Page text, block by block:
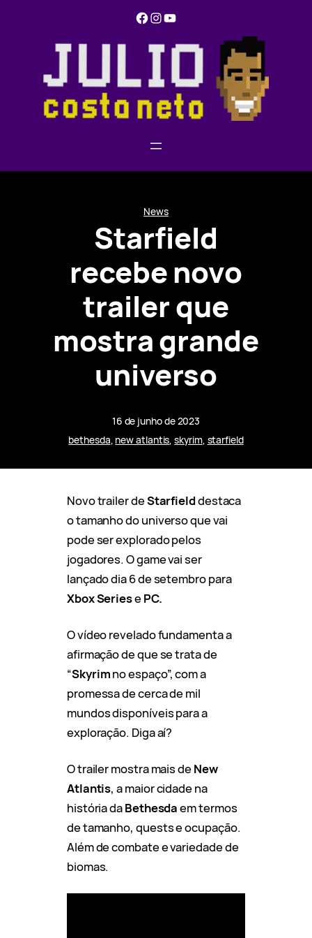
Facebook Instagram YouTube
News
Starfield
recebe novo
trailer que
mostra grande
universo
16 de junho de 2023
bethesda, new atlantis, skyrim, starfield
Novo trailer deStarfielddestaca
o tamanho do universo que vai
pode ser explorado pelos
jogadores. O game vai ser
lançado dia 6 de setembro para
Xbox SeriesePC.
O vídeo revelado fundamenta a
afirmação de que se trata de
“Skyrimno espaço”, com a
promessa de cerca de mil
mundos disponíveis para a
exploração. Diga aí?
O trailer mostra mais deNew
Atlantis, a maior cidade na
história daBethesdaem termos
de tamanho, quests e ocupação.
Além de combate e variedade de
biomas.